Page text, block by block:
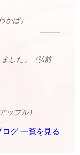
かば）
した」（弘前
ップル）
ログ 一覧を見る